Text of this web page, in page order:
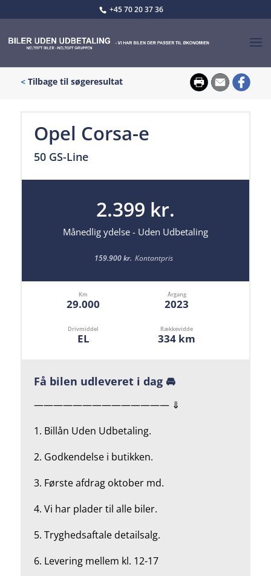
+45 70 20 37 36
< Tilbage til søgeresultat
Opel Corsa-e
50 GS-Line
2.399 kr.
Månedlig ydelse - Uden Udbetaling
159.900 kr. Kontantpris
Km
29.000
Årgang
2023
Drivmiddel
EL
Rækkevidde
334 km
Få bilen udleveret i dag 🚘
—————————————— ⇓
1. Billån Uden Udbetaling.
2. Godkendelse i butikken.
3. Første afdrag oktober md.
4. Vi har plader til alle biler.
5. Tryghedsaftale detailsalg.
6. Levering mellem kl. 12-17